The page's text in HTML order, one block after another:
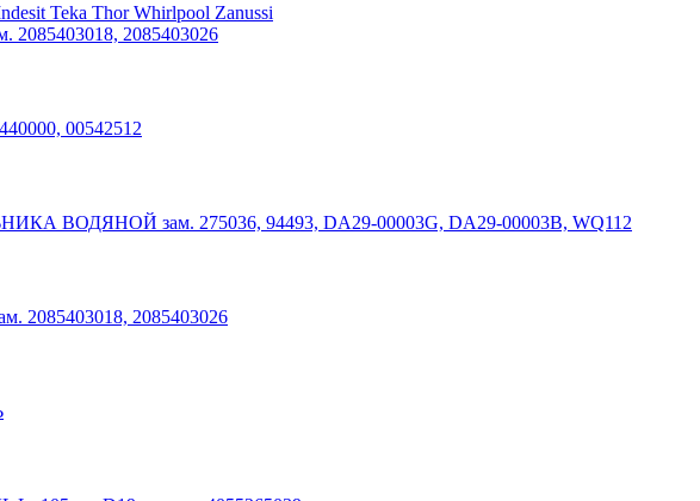
Teka ThorWhirlpool Zanussi
2085403026
00542512
ВОДЯНОЙ зам. 275036, 94493, DA29-00003G, DA29-00003B, WQ112
2085403018, 2085403026